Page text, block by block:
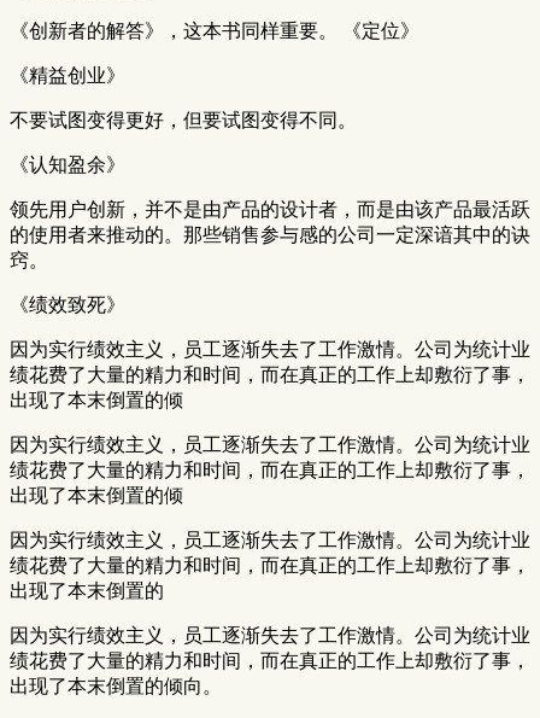
《创新者的解答》，这本书同样重要。 《定位》
《精益创业》
不要试图变得更好，但要试图变得不同。
《认知盈余》
领先用户创新，并不是由产品的设计者，而是由该产品最活跃
的使用者来推动的。那些销售参与感的公司一定深谙其中的诀
窍。
《绩效致死》
因为实行绩效主义，员工逐渐失去了工作激情。公司为统计业
绩花费了大量的精力和时间，而在真正的工作上却敷衍了事，
出现了本末倒置的倾
因为实行绩效主义，员工逐渐失去了工作激情。公司为统计业
绩花费了大量的精力和时间，而在真正的工作上却敷衍了事，
出现了本末倒置的倾
因为实行绩效主义，员工逐渐失去了工作激情。公司为统计业
绩花费了大量的精力和时间，而在真正的工作上却敷衍了事，
出现了本末倒置的
因为实行绩效主义，员工逐渐失去了工作激情。公司为统计业
绩花费了大量的精力和时间，而在真正的工作上却敷衍了事，
出现了本末倒置的倾向。